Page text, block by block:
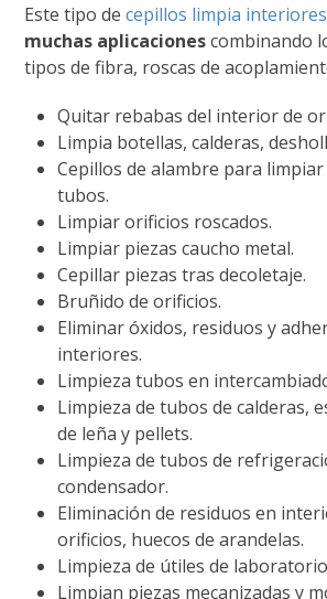
Este tipo decepillos limpia interiores
muchas aplicacionescombinando
tipos de fibra, roscas de
Quitar rebabas del interior de
Limpia botellas, calderas,
Cepillos de alambre para
tubos.
Limpiar orificios roscados.
Limpiar piezas caucho metal.
Cepillar piezas tras decoletaje.
Bruñido de orificios.
Eliminar óxidos, residuos y
interiores.
Limpieza tubos en
Limpieza de tubos de calderas,
de leña y pellets.
Limpieza de tubos de
condensador.
Eliminación de residuos en
orificios, huecos de arandelas.
Limpieza de útiles de
Limpian piezas mecanizadas y